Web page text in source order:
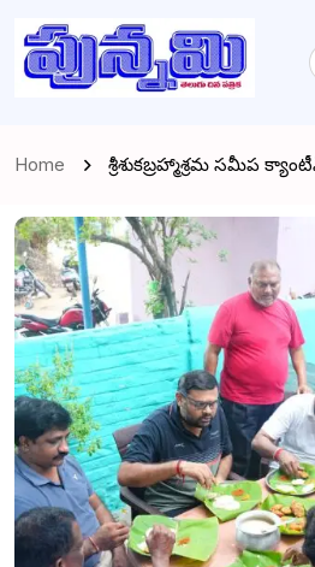
Home శ్రీశుకబ్రహ్మాశ్రమ సమీప